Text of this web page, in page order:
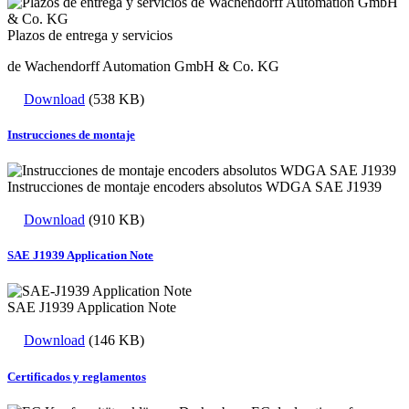
Plazos de entrega y servicios
de Wachendorff Automation GmbH & Co. KG
Download (538 KB)
Instrucciones de montaje
Instrucciones de montaje encoders absolutos WDGA SAE J1939
Download (910 KB)
SAE J1939 Application Note
SAE J1939 Application Note
Download (146 KB)
Certificados y reglamentos